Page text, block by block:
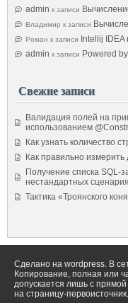
admin к записи
Владимир к записи
Роман к записи Intellij IDEA
admin к записи Powered
Свежие записи
Валидация полей на
использованием
Как узнать количество
Как правильно
Получение списка SQL-
нестандартных
Тактика «Троянского
Сделано на wordpress. В
Копирование, полная или
допускается лишь с прямой
на страницу-первоисточник.